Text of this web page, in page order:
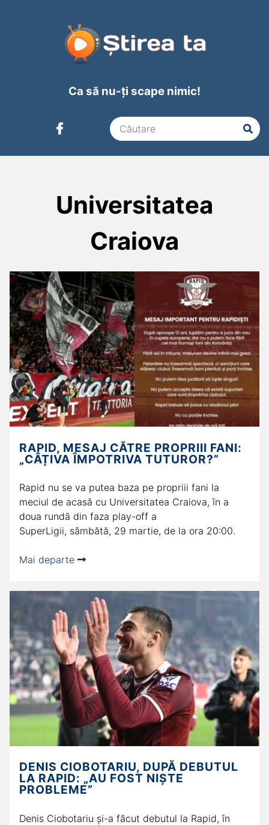
Ca să nu-ți scape nimic!
Universitatea
Craiova
RAPID, MESAJ CĂTRE PROPRIII FANI:
„CÂȚIVA ÎMPOTRIVA TUTUROR?”
Rapid nu se va putea baza pe propriii fani la
meciul de acasă cu Universitatea Craiova, în a
doua rundă din faza play-off a
SuperLigii, sâmbătă, 29 martie, de la ora 20:00.
Mai departe
DENIS CIOBOTARIU, DUPĂ DEBUTUL
LA RAPID: „AU FOST NIŞTE
PROBLEME”
Denis Ciobotariu şi-a făcut debutul la Rapid, în